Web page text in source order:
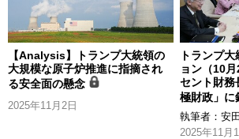
【Analysis】トランプ大統領の
大規模な原子炉推進に指摘され
る安全面の懸念
2025年11月2日
トランプ
ョン（10
セント財務
極財政」に
執筆者：安
2025年11月